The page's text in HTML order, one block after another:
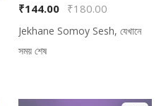
₹144.00 ₹180.00
Jekhane Somoy Sesh, যেখানে
সময় শেষ